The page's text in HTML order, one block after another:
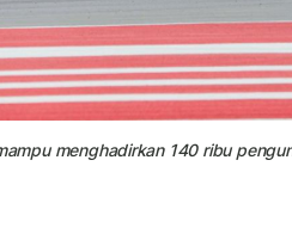
menghadirkan 140 ribu